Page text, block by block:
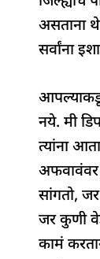
k
असताना
सर्वांना
नये. मी
त्यांना
अफवावंवर
सांगतो,
जर कुणी
कामं